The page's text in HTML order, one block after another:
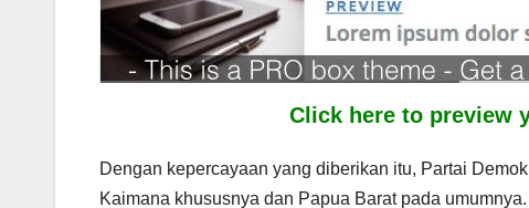
Click here to preview
Dengan kepercayaan yang diberikan itu, Partai
Kaimana khususnya dan Papua Barat pada umumnya.